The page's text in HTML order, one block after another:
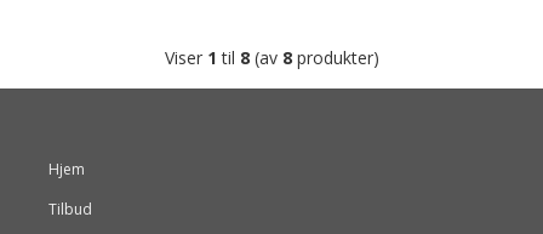
Viser 1 til 8(av 8produkter)
Hjem
Tilbud